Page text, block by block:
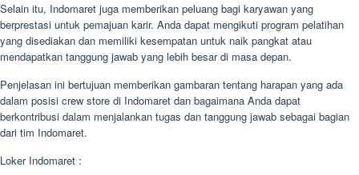
Selain itu, Indomaret juga memberikan peluang bagi karyawan yang
berprestasi untuk pemajuan karir. Anda dapat mengikuti program pelatihan
yang disediakan dan memiliki kesempatan untuk naik pangkat atau
mendapatkan tanggung jawab yang lebih besar di masa depan.
Penjelasan ini bertujuan memberikan gambaran tentang harapan yang ada
dalam posisi crew store di Indomaret dan bagaimana Anda dapat
berkontribusi dalam menjalankan tugas dan tanggung jawab sebagai bagian
dari tim Indomaret.
Loker Indomaret :